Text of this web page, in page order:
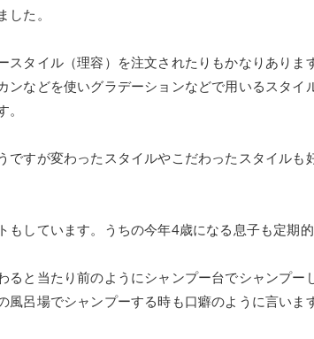
た。
スタイル（理容）を注文されたりもかなりあります
ンなどを使いグラデーションなどで用いるスタイ
ですが変わったスタイルやこだわったスタイル
もしています。うちの今年4歳になる息子も定期
ると当たり前のようにシャンプー台でシャンプー
風呂場でシャンプーする時も口癖のように言いま